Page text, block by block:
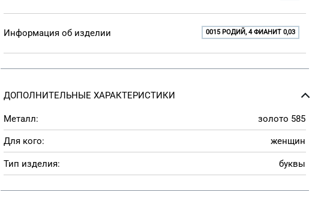
Информация об изделии 0015 РОДИЙ, 4 ФИАНИТ 0,03
ДОПОЛНИТЕЛЬНЫЕ ХАРАКТЕРИСТИКИ
Металл: золото 585
Для кого: женщин
Тип изделия: буквы